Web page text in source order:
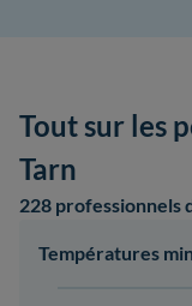
Tout sur les
Tarn
228 professionnels
Températures